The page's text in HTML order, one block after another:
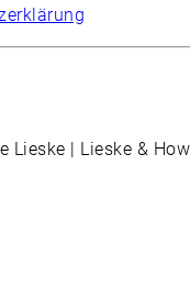
Lieske | Lieske &